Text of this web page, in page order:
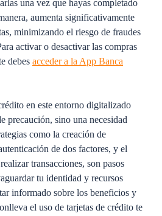
una vez que hayas completado
aumenta significativamente
minimizando el riesgo de fraudes
activar o desactivar las compras
debes acceder a la App Banca
en este entorno digitalizado
precaución, sino una necesidad
como la creación de
de dos factores, y el
transacciones, son pasos
tu identidad y recursos
informado sobre los beneficios y
el uso de tarjetas de crédito te